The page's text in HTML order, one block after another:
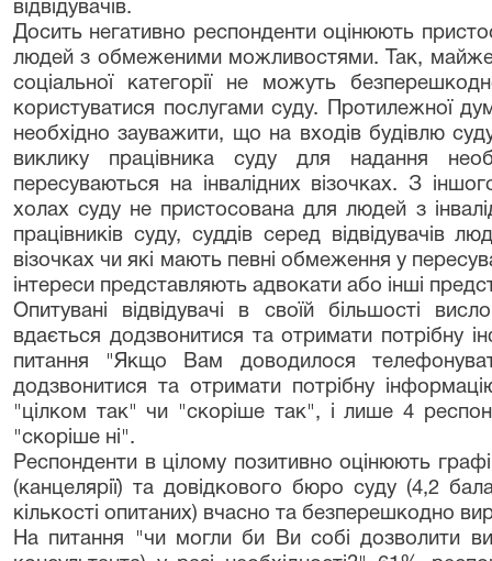
відвідувачів.
Досить негативно респонденти оцінюють
людей з обмеженими можливостями. Так, майже
соціальної категорії не можуть
користуватися послугами суду. Протилежної
необхідно зауважити, що на входів будівлю
виклику працівника суду для надання
пересуваються на інвалідних візочках. З
холах суду не пристосована для людей з
працівників суду, суддів серед відвідувачів
візочках чи які мають певні обмеження у
інтереси представляють адвокати або інші
Опитувані відвідувачі в своїй більшості
вдається додзвонитися та отримати потрібну
питання "Якщо Вам доводилося
додзвонитися та отримати потрібну
"цілком так" чи "скоріше так", і лише 4
"скоріше ні".
Респонденти в цілому позитивно оцінюють
(канцелярії) та довідкового бюро суду (4,2
кількості опитаних) вчасно та безперешкодно
На питання "чи могли би Ви собі дозволити